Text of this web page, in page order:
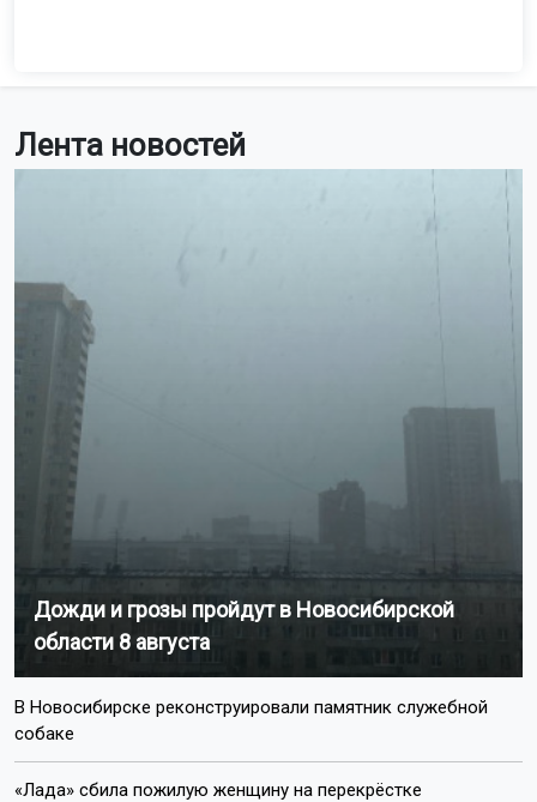
Лента новостей
Дожди и грозы пройдут в Новосибирской
области 8 августа
В Новосибирске реконструировали памятник служебной
собаке
«Лада» сбила пожилую женщину на перекрёстке